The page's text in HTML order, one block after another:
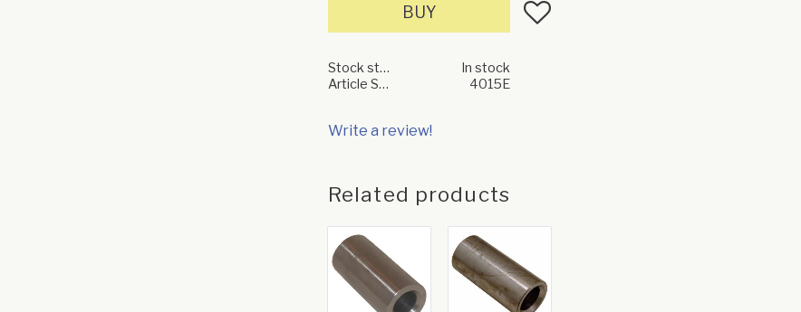
BUY Add to favorites
Stock status
In stock
Article SKU
4015E
Write a review!
Related products